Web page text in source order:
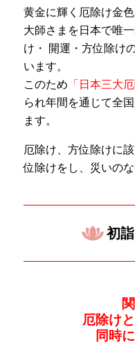
黄金に輝く厄除け金
大師さまを日本で唯
け・ 開運・方位除け
います。
このため 「日本三大
られ年間を通じて全
ます。
厄除け、方位除けに
位除けをし、災いの
初
厄除け
同時